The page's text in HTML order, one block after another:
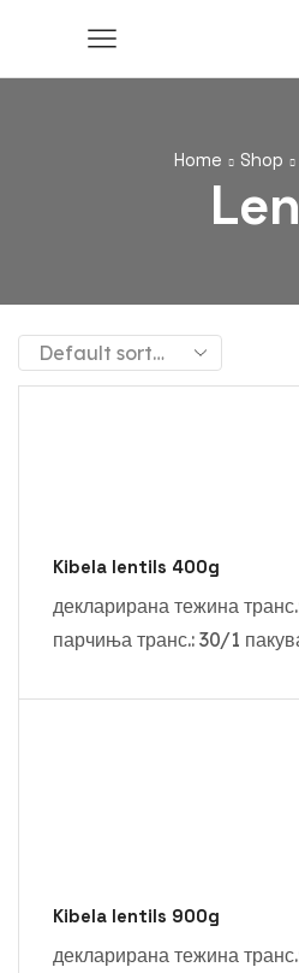
Home Shop
Kibela lentils 400g
декларирана тежина
парчиња транс.: 30/1
Kibela lentils 900g
декларирана тежина